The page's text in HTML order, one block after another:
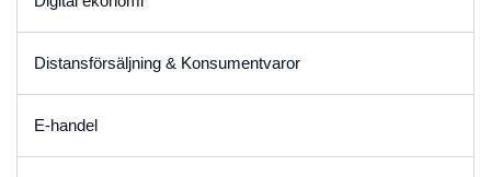
Distansförsäljning & Konsumentvaror
E-handel